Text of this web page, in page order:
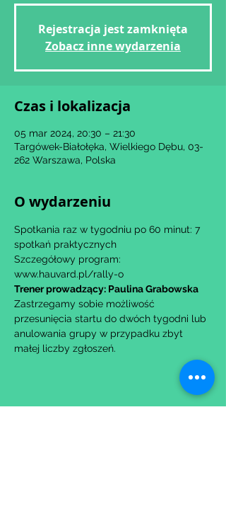
Rejestracja jest zamknięta
Zobacz inne wydarzenia
Czas i lokalizacja
05 mar 2024, 20:30 – 21:30
Targówek-Białołęka, Wielkiego Dębu, 03-
262 Warszawa, Polska
O wydarzeniu
Spotkania raz w tygodniu po 60 minut: 7
spotkań praktycznych
Szczegółowy program:
www.hauvard.pl/rally-o
Trener prowadzący: Paulina Grabowska
Zastrzegamy sobie możliwość
przesunięcia startu do dwóch tygodni lub
anulowania grupy w przypadku zbyt
małej liczby zgłoszeń.